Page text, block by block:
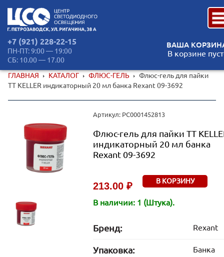
+7 (921) 228-22-15
ПН-ПТ: 9:00 — 19:00
СБ: 10.00 — 17.00
ВАША
В корзине
ГЛАВНАЯ КАТАЛОГ ФЛЮС-ГЕЛЬ
Флюс-гель для пайки
TT KELLER индикаторный 20 мл банка Rexant 09-3692
Артикул: РС0001452813
Флюс-гель для пайки TT
индикаторный 20 мл банка
Rexant 09-3692
213.00 ₽ В КОРЗИНУ
В наличии: 1 (Штука).
Бренд: Rexant
Упаковка: Банка